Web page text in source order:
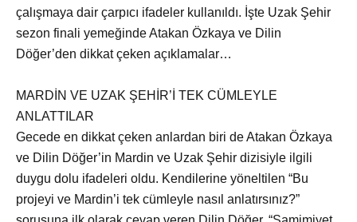
çalışmaya dair çarpıcı ifadeler kullanıldı. İşte Uzak Şehir
sezon finali yemeğinde Atakan Özkaya ve Dilin
Döğer’den dikkat çeken açıklamalar…
MARDİN VE UZAK ŞEHİR’İ TEK CÜMLEYLE
ANLATTILAR
Gecede en dikkat çeken anlardan biri de Atakan Özkaya
ve Dilin Döğer’in Mardin ve Uzak Şehir dizisiyle ilgili
duygu dolu ifadeleri oldu. Kendilerine yöneltilen “Bu
projeyi ve Mardin’i tek cümleyle nasıl anlatırsınız?”